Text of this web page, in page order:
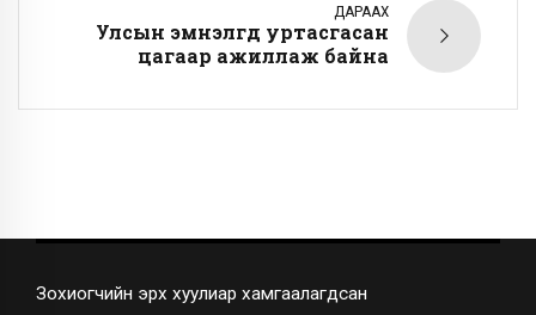
ДАРААХ
Улсын эмнэлгүүд уртасгасан
цагаар ажиллаж байна
Зохиогчийн эрх хуулиар хамгаалагдсан